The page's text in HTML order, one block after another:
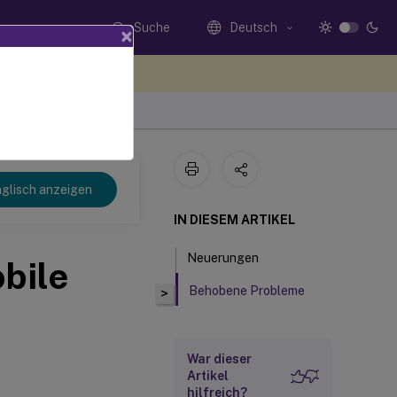
Suche Deutsch
anzeigen
>
IN DIESEM ARTIKEL
Neuerungen
Behobene Probleme
War dieser
Artikel
hilfreich?
×